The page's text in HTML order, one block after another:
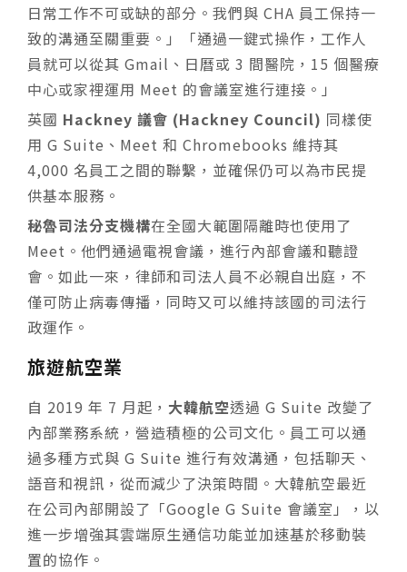
日常工作不可或缺的部分。我們與 CHA 員工保持一
致的溝通至關重要。」「通過一鍵式操作，工作人
員就可以從其 Gmail、日曆或 3 間醫院，15 個醫療
中心或家裡運用 Meet 的會議室進行連接。」
英國 Hackney 議會 (Hackney Council) 同樣使
用 G Suite、Meet 和 Chromebooks 維持其
4,000 名員工之間的聯繫，並確保仍可以為市民提
供基本服務。
秘魯司法分支機構在全國大範圍隔離時也使用了
Meet。他們通過電視會議，進行內部會議和聽證
會。如此一來，律師和司法人員不必親自出庭，不
僅可防止病毒傳播，同時又可以維持該國的司法行
政運作。
旅遊航空業
自 2019 年 7 月起， 大韓航空透過 G Suite 改變了
內部業務系統，營造積極的公司文化。員工可以通
過多種方式與 G Suite 進行有效溝通，包括聊天、
語音和視訊，從而減少了決策時間。大韓航空最近
在公司內部開設了「Google G Suite 會議室」，以
進一步增強其雲端原生通信功能並加速基於移動裝
置的協作。